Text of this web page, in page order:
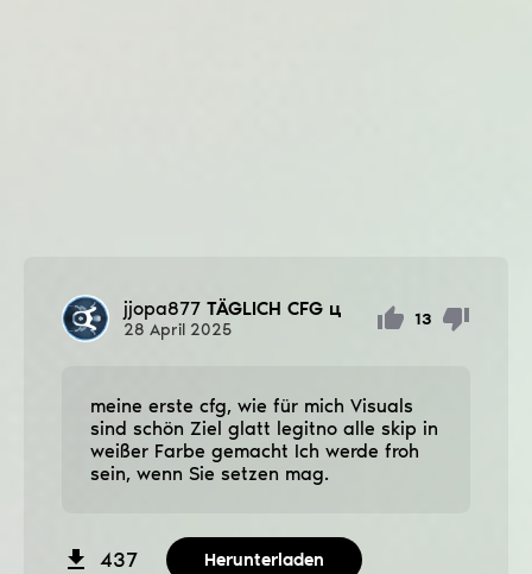
jjopa877 TÄGLICH CFG ц
28 April 2025
13
meine erste cfg, wie für mich Visuals
sind schön Ziel glatt legitno alle ѕkip in
weißer Farbe gemacht Ich werde froh
sein, wenn Sie setzen mag.
437 Herunterladen